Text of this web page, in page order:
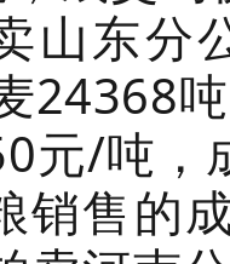
山东分
24368
元/吨
销售的